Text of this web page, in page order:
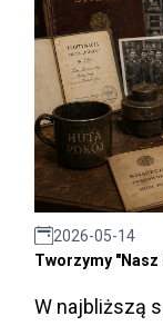
2026-05-14
Tworzymy "Nasz
W najbliższą